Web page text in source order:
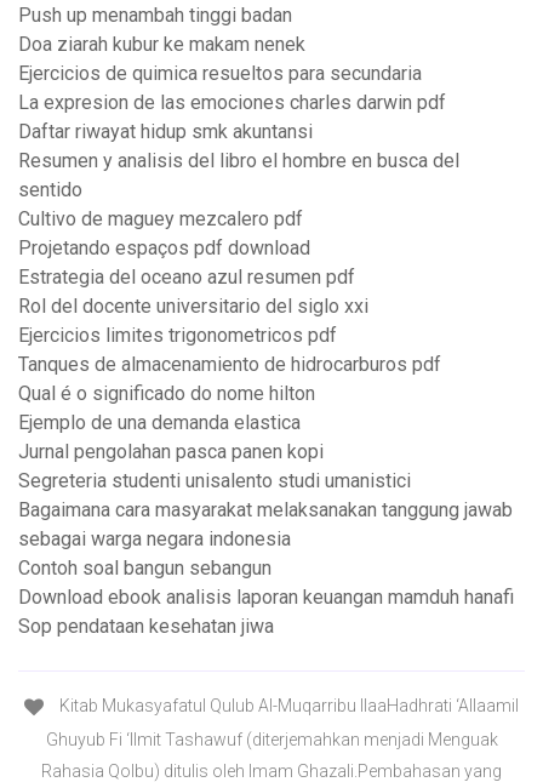
Push up menambah tinggi badan
Doa ziarah kubur ke makam nenek
Ejercicios de quimica resueltos para secundaria
La expresion de las emociones charles darwin pdf
Daftar riwayat hidup smk akuntansi
Resumen y analisis del libro el hombre en busca del
sentido
Cultivo de maguey mezcalero pdf
Projetando espaços pdf download
Estrategia del oceano azul resumen pdf
Rol del docente universitario del siglo xxi
Ejercicios limites trigonometricos pdf
Tanques de almacenamiento de hidrocarburos pdf
Qual é o significado do nome hilton
Ejemplo de una demanda elastica
Jurnal pengolahan pasca panen kopi
Segreteria studenti unisalento studi umanistici
Bagaimana cara masyarakat melaksanakan tanggung jawab
sebagai warga negara indonesia
Contoh soal bangun sebangun
Download ebook analisis laporan keuangan mamduh hanafi
Sop pendataan kesehatan jiwa
Kitab Mukasyafatul Qulub Al-Muqarribu IlaaHadhrati ‘Allaamil
Ghuyub Fi ‘Ilmit Tashawuf (diterjemahkan menjadi Menguak
Rahasia Qolbu) ditulis oleh Imam Ghazali.Pembahasan yang